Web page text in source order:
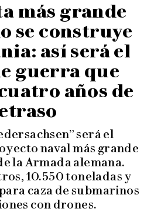
más grande
se construye
así será el
guerra que
años de
será el
naval más grande
la Armada alemana.
10.550 toneladas y
caza de submarinos
con drones.